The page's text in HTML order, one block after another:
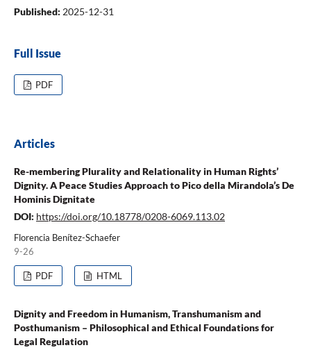
Published: 2025-12-31
Full Issue
PDF
Articles
Re-membering Plurality and Relationality in Human Rights’
Dignity. A Peace Studies Approach to Pico della Mirandola’s De
Hominis Dignitate
DOI: https://doi.org/10.18778/0208-6069.113.02
Florencia Benítez-Schaefer
9-26
PDF HTML
Dignity and Freedom in Humanism, Transhumanism and
Posthumanism – Philosophical and Ethical Foundations for
Legal Regulation